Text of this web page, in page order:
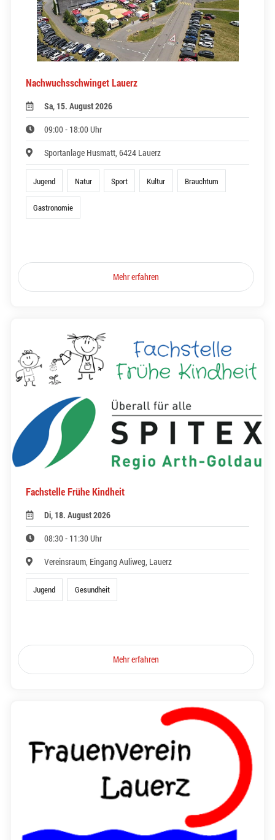
Nachwuchsschwinget Lauerz
Sa, 15. August 2026
09:00 - 18:00 Uhr
Sportanlage Husmatt, 6424 Lauerz
Jugend Natur Sport Kultur Brauchtum
Gastronomie
Mehr erfahren
Fachstelle Frühe Kindheit
Di, 18. August 2026
08:30 - 11:30 Uhr
Vereinsraum, Eingang Auliweg, Lauerz
Jugend Gesundheit
Mehr erfahren